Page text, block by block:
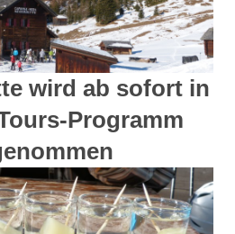
wird ab sofort in
Programm